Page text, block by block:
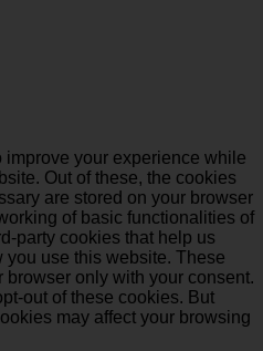
your experience while
Out of these, the cookies
are stored on your browser
of basic functionalities of
party cookies that help us
use this website. These
only with your consent.
out of these cookies. But
may affect your browsing